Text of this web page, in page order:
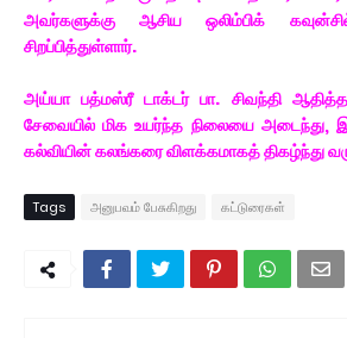
அவர்களுக்கு ஆசிய ஒலிம்பிக்
சிறப்பித்துள்ளார்.
அய்யா பத்மஸ்ரீ டாக்டர் பா. சிவந்தி
சேவையில் மிக உயர்ந்த நிலையை அடைந்து,
கல்வியின் கலங்கரை விளக்கமாகத் திகழ்ந்து
Tags அனுபவம் பேசுகிறது கட்டுரைகள்